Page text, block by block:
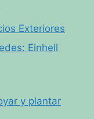
Exteriores
Einhell
y plantar